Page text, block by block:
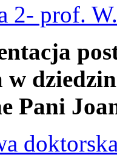
2- prof.
w
Pani